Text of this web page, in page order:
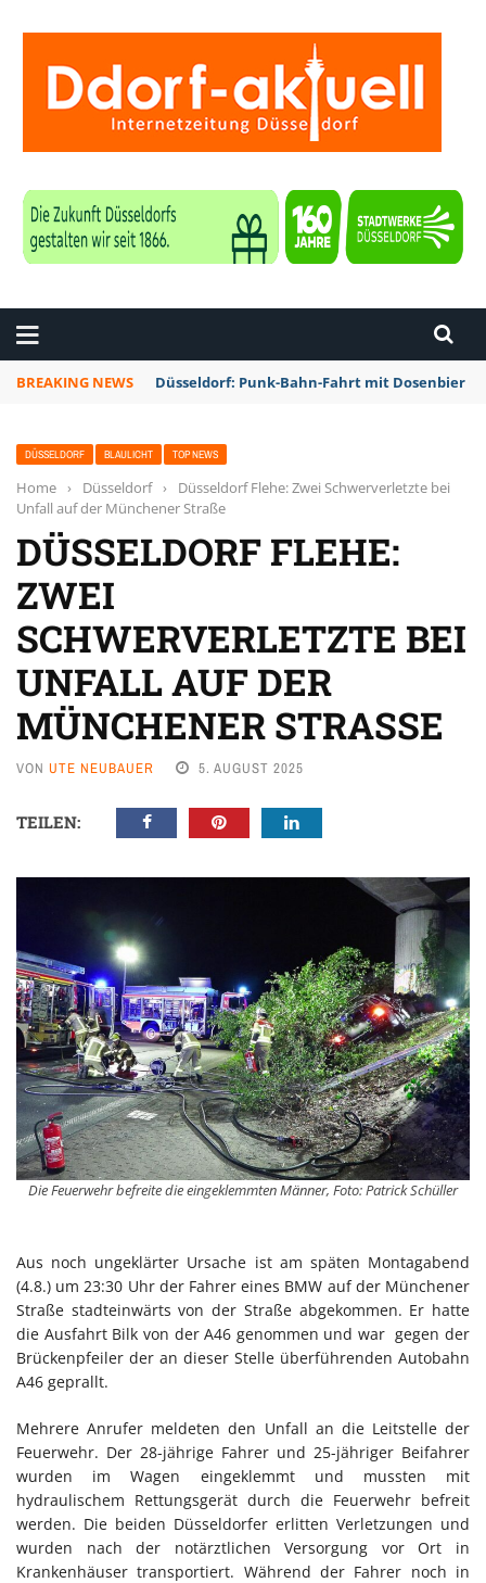
BREAKING NEWS Düsseldorf: Punk-Bahn-Fahrt mit Dosenbier
DÜSSELDORF BLAULICHT TOP NEWS
Home › Düsseldorf ›
Düsseldorf Flehe: Zwei Schwerverletzte bei
Unfall auf der Münchener Straße
DÜSSELDORF FLEHE:
ZWEI
SCHWERVERLETZTE BEI
UNFALL AUF DER
MÜNCHENER STRASSE
VON UTE NEUBAUER 5. AUGUST 2025
TEILEN:
Die Feuerwehr befreite die eingeklemmten Männer, Foto: Patrick Schüller
Aus noch ungeklärter Ursache ist am späten Montagabend
(4.8.) um 23:30 Uhr der Fahrer eines BMW auf der Münchener
Straße stadteinwärts von der Straße abgekommen. Er hatte
die Ausfahrt Bilk von der A46 genommen und war gegen der
Brückenpfeiler der an dieser Stelle überführenden Autobahn
A46 geprallt.
Mehrere Anrufer meldeten den Unfall an die Leitstelle der
Feuerwehr. Der 28-jährige Fahrer und 25-jähriger Beifahrer
wurden im Wagen eingeklemmt und mussten mit
hydraulischem Rettungsgerät durch die Feuerwehr befreit
werden. Die beiden Düsseldorfer erlitten Verletzungen und
wurden nach der notärztlichen Versorgung vor Ort in
Krankenhäuser transportiert. Während der Fahrer noch in